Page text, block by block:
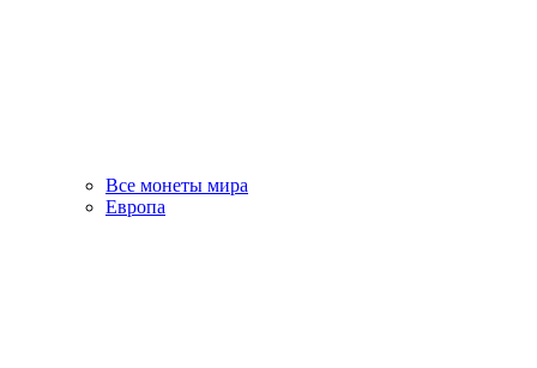
Все монеты мира
Европа